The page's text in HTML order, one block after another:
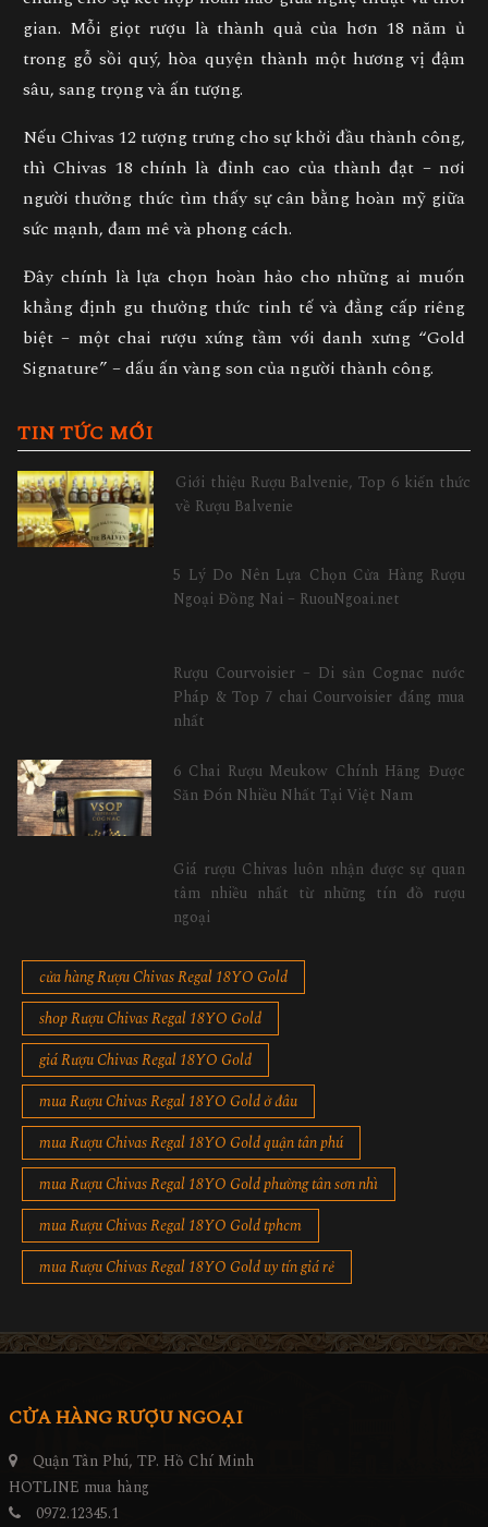
gian. Mỗi giọt rượu là thành quả của hơn 18 năm ủ
trong gỗ sồi quý, hòa quyện thành một hương vị đậm
sâu, sang trọng và ấn tượng.
Nếu Chivas 12 tượng trưng cho sự khởi đầu thành công,
thì Chivas 18 chính là đỉnh cao của thành đạt – nơi
người thưởng thức tìm thấy sự cân bằng hoàn mỹ giữa
sức mạnh, đam mê và phong cách.
Đây chính là lựa chọn hoàn hảo cho những ai muốn
khẳng định gu thưởng thức tinh tế và đẳng cấp riêng
biệt – một chai rượu xứng tầm với danh xưng “Gold
Signature” –dấu ấn vàng son của người thành công.
TIN TỨC MỚI
Giới thiệu Rượu Balvenie, Top 6 kiến thức
về Rượu Balvenie
5 Lý Do Nên Lựa Chọn Cửa Hàng Rượu
Ngoại Đồng Nai – RuouNgoai.net
Rượu Courvoisier – Di sản Cognac nước
Pháp & Top 7 chai Courvoisier đáng mua
nhất
6 Chai Rượu Meukow Chính Hãng Được
Săn Đón Nhiều Nhất Tại Việt Nam
Giá rượu Chivas luôn nhận được sự quan
tâm nhiều nhất từ những tín đồ rượu
ngoại
cửa hàng Rượu Chivas Regal 18YO Gold
shop Rượu Chivas Regal 18YO Gold
giá Rượu Chivas Regal 18YO Gold
mua Rượu Chivas Regal 18YO Gold ở đâu
mua Rượu Chivas Regal 18YO Gold quận tân phú
mua Rượu Chivas Regal 18YO Gold phường tân sơn nhì
mua Rượu Chivas Regal 18YO Gold tphcm
mua Rượu Chivas Regal 18YO Gold uy tín giá rẻ
CỬA HÀNG RƯỢU NGOẠI
Quận Tân Phú, TP. Hồ Chí Minh
HOTLINE mua hàng
0972.12345.1